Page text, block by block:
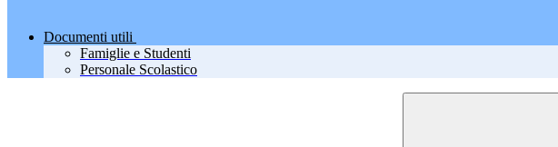
Documenti utili
Famiglie e Studenti
Personale Scolastico